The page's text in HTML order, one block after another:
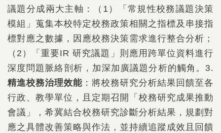
議題分成兩大主軸：（1）「常規性校務議題決策
模組」蒐集本校特定校務政策相關之指標及串接指
標對應之數據，因應校務決策需求進行整合分析；
（2）「重要IR 研究議題」則應用跨單位資料進行
深度問題脈絡剖析，加深加廣議題分析的觸角。3.
精進校務治理效能 ：將校務研究分析結果回饋至各
行政、教學單位，且定期召開「校務研究成果推動
會議」，希冀結合校務研究診斷分析結果，規劃對
應之具體改善策略與作法，並持續追蹤成效且回饋